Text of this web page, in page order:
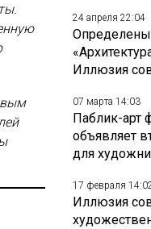
24 апреля 22:04
Иллюзия
07 марта 14:03
Паблик-арт
объявляет
для
17 февраля
Иллюзия